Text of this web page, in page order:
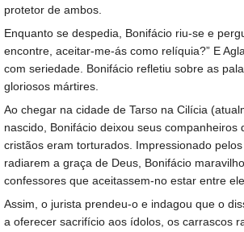
protetor de ambos.
Enquanto se despedia, Bonifácio riu-se e
encontre, aceitar-me-ás como relíquia?” E
com seriedade. Bonifácio refletiu sobre as
gloriosos mártires.
Ao chegar na cidade de Tarso na Cilícia
nascido, Bonifácio deixou seus
cristãos eram torturados. Impressionado
radiarem a graça de Deus, Bonifácio
confessores que aceitassem-no estar entre
Assim, o jurista prendeu-o e indagou que o
a oferecer sacrifício aos ídolos, os carrascos